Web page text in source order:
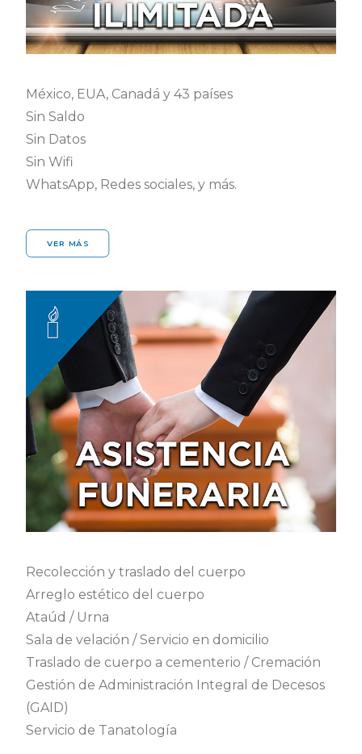
México, EUA, Canadá y 43 países
Sin Saldo
Sin Datos
Sin Wifi
WhatsApp, Redes sociales, y más.
VER MÁS
Recolección y traslado del cuerpo
Arreglo estético del cuerpo
Ataúd / Urna
Sala de velación / Servicio en domicilio
Traslado de cuerpo a cementerio / Cremación
Gestión de Administración Integral de Decesos
(GAID)
Servicio de Tanatología